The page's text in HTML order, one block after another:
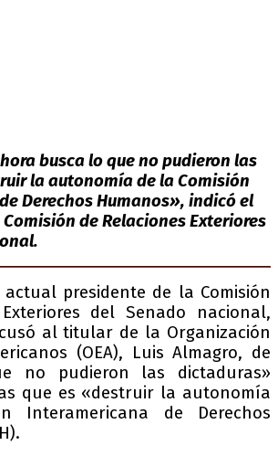
busca lo que no pudieron las
la autonomía de la Comisión
Derechos Humanos», indicó el
de Relaciones Exteriores
presidente de la Comisión
del Senado nacional,
al titular de la Organización
(OEA), Luis Almagro, de
no pudieron las dictaduras»
que es «destruir la autonomía
Interamericana de Derechos